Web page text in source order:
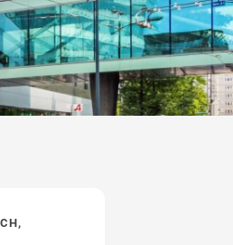
09:00—19:00
09:00—18:00